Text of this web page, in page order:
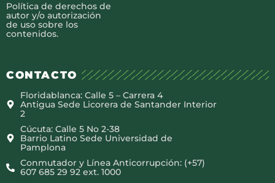
Política de derechos de
autor y/o autorización
de uso sobre los
contenidos.
CONTACTO
Floridablanca: Calle 5 – Carrera 4
Antigua Sede Licorera de Santander Interior
2
Cúcuta: Calle 5 No 2-38
Barrio Latino Sede Universidad de
Pamplona
Conmutador y Línea Anticorrupción: (+57)
607 685 29 92 ext. 1000